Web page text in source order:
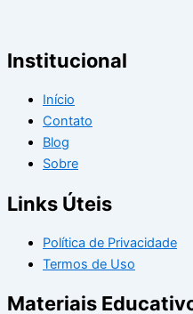
Institucional
Início
Contato
Blog
Sobre
Links Úteis
Política de Privacidade
Termos de Uso
Materiais